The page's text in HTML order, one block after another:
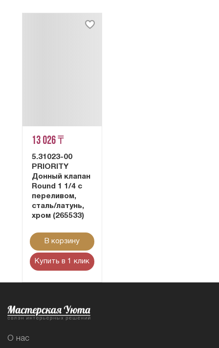
13 026 ₸
5.31023-00
PRIORITY
Донный клапан
Round 1 1/4 с
переливом,
сталь/латунь,
хром (265533)
В корзину
Купить в 1 клик
О нас